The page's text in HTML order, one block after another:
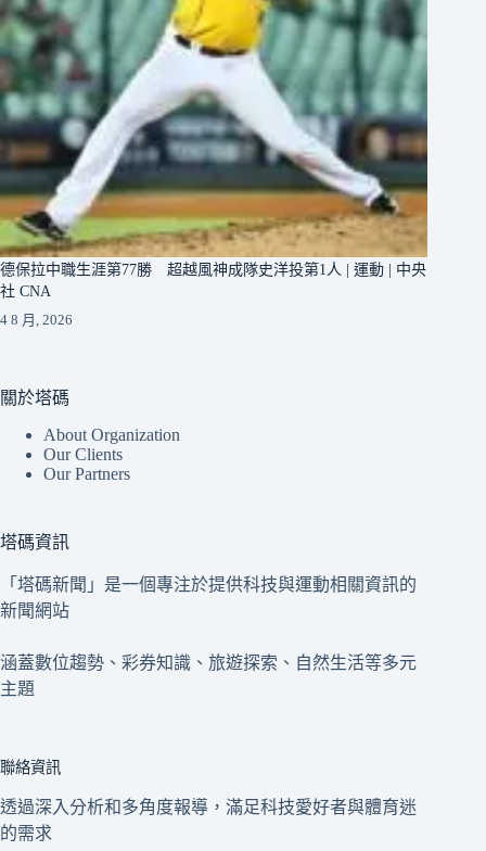
德保拉中職生涯第77勝 超越風神成隊史洋投第1人 | 運動 | 中央
社 CNA
4 8 月, 2026
關於塔碼
About Organization
Our Clients
Our Partners
塔碼資訊
「塔碼新聞」是一個專注於提供科技與運動相關資訊的
新聞網站
涵蓋數位趨勢、彩券知識、旅遊探索、自然生活等多元
主題
聯絡資訊
透過深入分析和多角度報導，滿足科技愛好者與體育迷
的需求